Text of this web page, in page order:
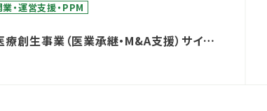
・運営支援・PPM
創生事業（医業承継・M&A支援）サイト